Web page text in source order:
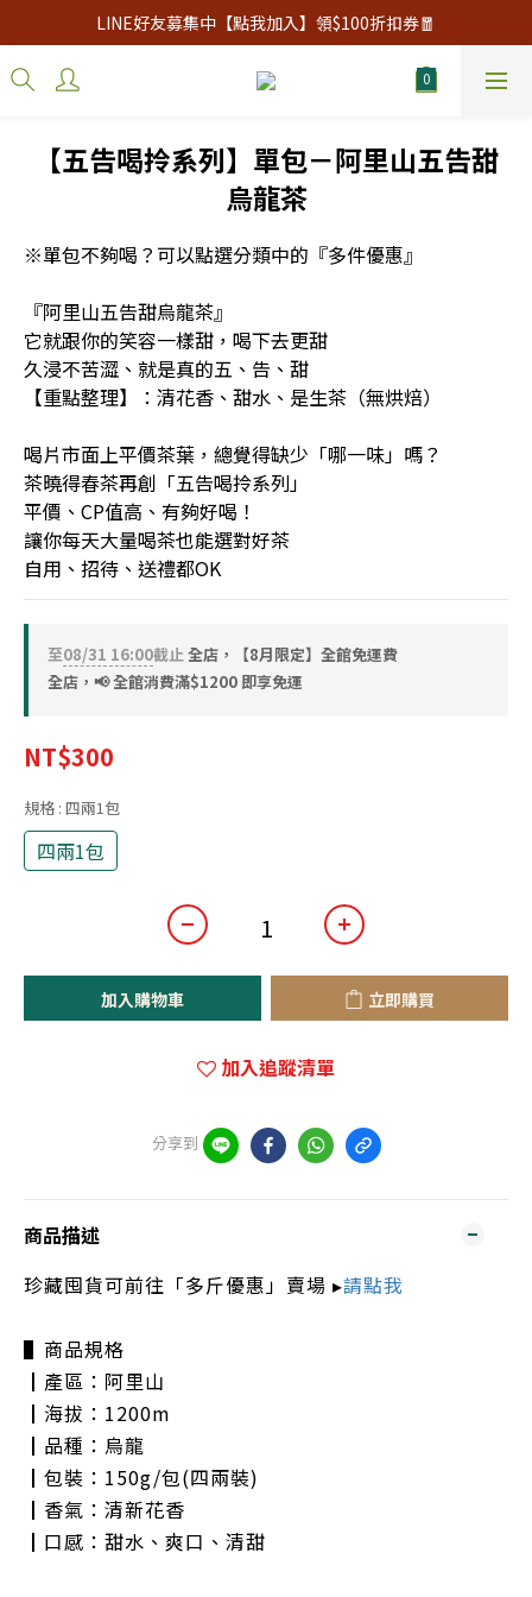
LINE好友募集中【點我加入】領$100折扣券🧧
【五告喝拎系列】單包－阿里山五告甜
烏龍茶
※單包不夠喝？可以點選分類中的『多件優惠』
『阿里山五告甜烏龍茶』
它就跟你的笑容一樣甜，喝下去更甜
久浸不苦澀、就是真的五、告、甜
【重點整理】：清花香、甜水、是生茶（無烘焙）
喝片市面上平價茶葉，總覺得缺少「哪一味」嗎？
茶曉得春茶再創「五告喝拎系列」
平價、CP值高、有夠好喝！
讓你每天大量喝茶也能選對好茶
自用、招待、送禮都OK
至08/31 16:00截止全店，【8月限定】全館免運費
全店，📢 全館消費滿$1200 即享免運
NT$300
規格 : 四兩1包
四兩1包
加入購物車 立即購買
加入追蹤清單
分享到
商品描述
珍藏囤貨可前往「多斤優惠」賣場 ▸請點我
▌商品規格
┃產區：阿里山
┃海拔：1200m
┃品種：烏龍
┃包裝：150g/包(四兩裝)
┃香氣：清新花香
┃口感：甜水、爽口、清甜